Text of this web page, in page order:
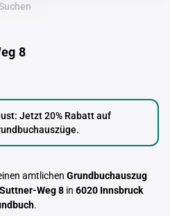
8
Jetzt 20% Rabatt auf
amtlichen Grundbuchauszug
Weg 8 in 6020 Innsbruck
.